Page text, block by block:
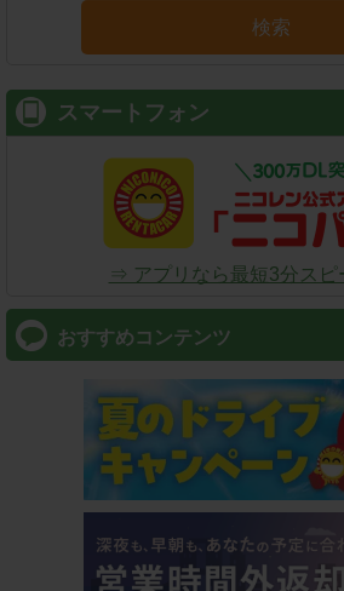
検索
スマートフォン
⇒ アプリなら最短3分スピ
おすすめコンテンツ